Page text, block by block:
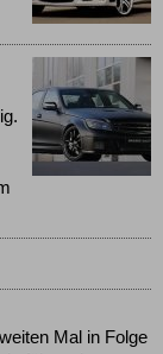
Mal in Folge